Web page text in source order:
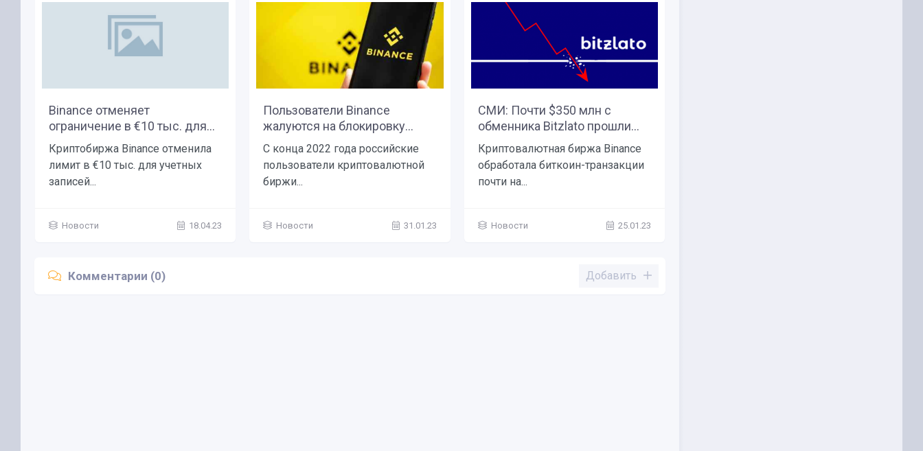
Binance отменяет
ограничение в €10 тыс. для...
Криптобиржа Binance отменила
лимит в €10 тыс. для учетных
записей...
Новости 18.04.23
Пользователи Binance
жалуются на блокировку...
С конца 2022 года российские
пользователи криптовалютной
биржи...
Новости 31.01.23
СМИ: Почти $350 млн c
обменника Bitzlato прошли...
Криптовалютная биржа Binance
обработала биткоин-транзакции
почти на...
Новости 25.01.23
Комментарии (0) Добавить